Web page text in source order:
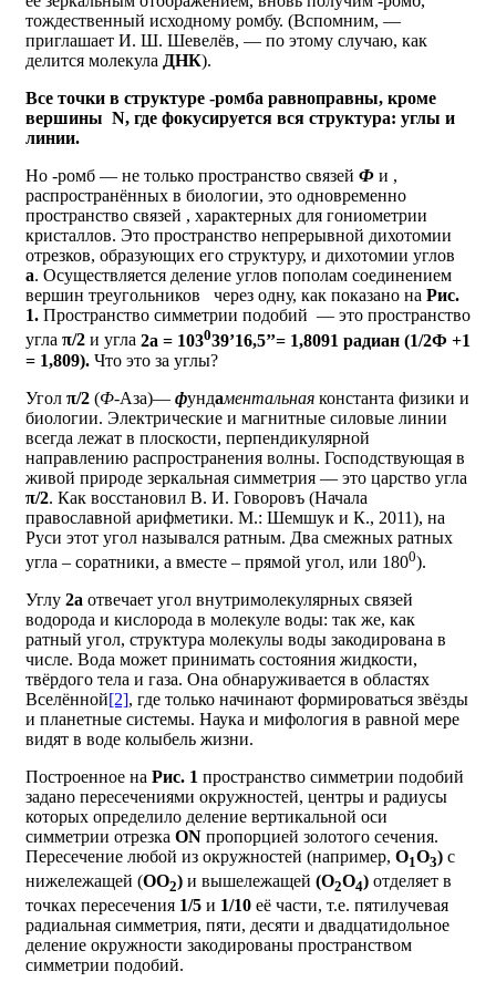
тождественный исходному ромбу. (Вспомним, —
приглашает И. Ш. Шевелёв, — по этому случаю, как
делится молекула ДНК).
Все точки в структуре -ромба равноправны, кроме
вершины N, где фокусируется вся структура: углы и
линии.
Но -ромб — не только пространство связей Ф и ,
распространённых в биологии, это одновременно
пространство связей , характерных для гониометрии
кристаллов. Это пространство непрерывной дихотомии
отрезков, образующих его структуру, и дихотомии углов
а. Осуществляется деление углов пополам соединением
вершин треугольников
через одну, как показано на Рис.
1. Пространство симметрии подобий — это пространство
угла π/2 и угла 2а = 103039’16,5’’= 1,8091 радиан (1/2Ф +1
= 1,809). Что это за углы?
Угол π/2 (Ф-Аза)— фундаментальная константа физики и
биологии. Электрические и магнитные силовые линии
всегда лежат в плоскости, перпендикулярной
направлению распространения волны. Господствующая в
живой природе зеркальная симметрия — это царство угла
π/2. Как восстановил В. И. Говоровъ (Начала
православной арифметики. М.: Шемшук и К., 2011), на
Руси этот угол назывался ратным. Два смежных ратных
угла – соратники, а вместе – прямой угол, или 1800).
Углу 2а отвечает угол внутримолекулярных связей
водорода и кислорода в молекуле воды: так же, как
ратный угол, структура молекулы воды закодирована в
числе. Вода может принимать состояния жидкости,
твёрдого тела и газа. Она обнаруживается в областях
Вселëнной[2], где только начинают формироваться звёзды
и планетные системы. Наука и мифология в равной мере
видят в воде колыбель жизни.
Построенное на Рис. 1 пространство симметрии подобий
задано пересечениями окружностей, центры и радиусы
которых определило деление вертикальной оси
симметрии отрезка ОN пропорцией золотого сечения.
Пересечение любой из окружностей (например, О1О3) с
нижележащей (ОО2) и вышележащей (О2О4) отделяет в
точках пересечения 1/5 и 1/10 её части, т.е. пятилучевая
радиальная симметрия, пяти, десяти и двадцатидольное
деление окружности закодированы пространством
симметрии подобий.